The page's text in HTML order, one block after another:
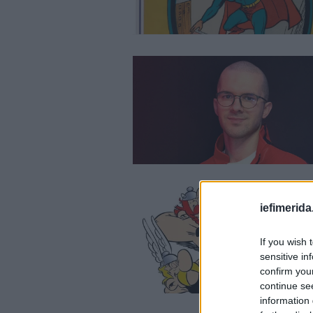
If you wish
sensitive
confirm
continue
information